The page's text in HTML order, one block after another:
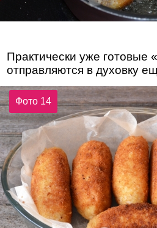
Практически уже готовые
отправляются в духовку
Фото 14